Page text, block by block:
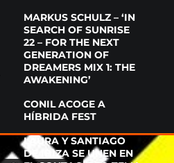
MARKUS SCHULZ – ‘IN
SEARCH OF SUNRISE
22 – FOR THE NEXT
GENERATION OF
DREAMERS MIX 1: THE
AWAKENING’
CONIL ACOGE A
HÍBRIDA FEST
LAURA Y SANTIAGO
DE IBIZA SE UNEN EN